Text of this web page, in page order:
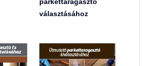
választásához